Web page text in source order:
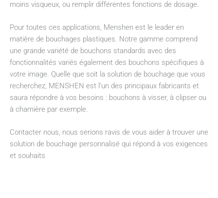
moins visqueux, ou remplir différentes fonctions de dosage.
Pour toutes ces applications, Menshen est le leader en
matière de bouchages plastiques. Notre gamme comprend
une grande variété de bouchons standards avec des
fonctionnalités variés également des bouchons spécifiques à
votre image. Quelle que soit la solution de bouchage que vous
recherchez, MENSHEN est l’un des principaux fabricants et
saura répondre à vos besoins : bouchons à visser, à clipser ou
à charnière par exemple.
Contacter nous, nous serions ravis de vous aider à trouver une
solution de bouchage personnalisé qui répond à vos exigences
et souhaits